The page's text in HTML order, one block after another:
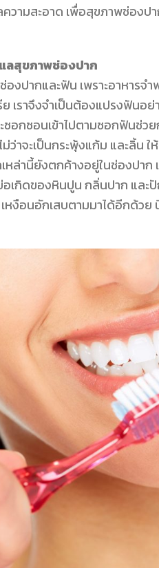
ามสะอาด เพื่อสุขภาพช่องป
ลสุขภาพช่องปาก
ปากและฟัน เพราะอาหารจำ
เราจึงจำเป็นต้องแปรงฟันอ
อกซอนเข้าไปตามซอกฟันช่ว
าจะเป็นกระพุ้งแก้ม และลิ้น
เหล่านี้ยังตกค้างอยู่ในช่องปา
เกิดของหินปูน กลิ่นปาก แล
งือนอักเสบตามมาได้อีกด้วย